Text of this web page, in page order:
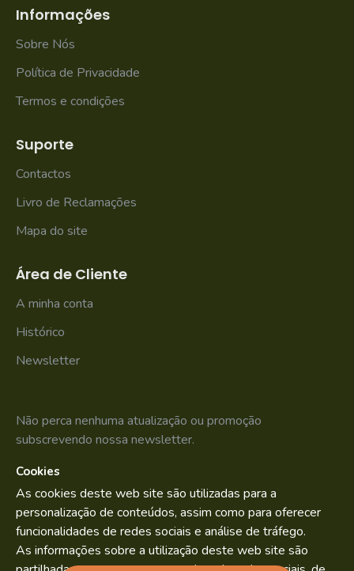
Informações
Sobre Nós
Política de Privacidade
Termos e condições
Suporte
Contactos
Livro de Reclamações
Mapa do site
Área de Cliente
A minha conta
Histórico
Newsletter
Não perca nenhuma atualização ou promoção
subscrevendo nossa newsletter.
Li e aceito osPolítica de Privacidade
Cookies
As cookies deste web site são utilizadas para a
personalização de conteúdos, assim como para oferecer
funcionalidades de redes sociais e análise de tráfego.
As informações sobre a utilização deste web site são